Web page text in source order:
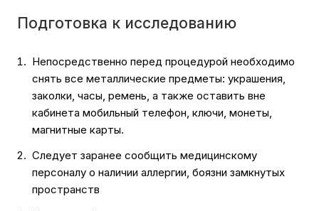
Подготовка к исследованию
Непосредственно перед процедурой необходимо
снять все металлические предметы: украшения,
заколки, часы, ремень, а также оставить вне
кабинета мобильный телефон, ключи, монеты,
магнитные карты.
Следует заранее сообщить медицинскому
персоналу о наличии аллергии, боязни замкнутых
пространств